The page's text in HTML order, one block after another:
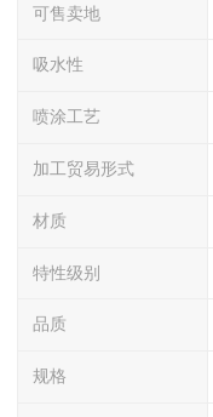
可售卖地
吸水性
喷涂工艺
加工贸易形式
材质
特性级别
品质
规格